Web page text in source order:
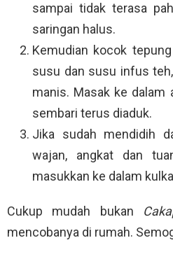
sampai tidak terasa
saringan halus.
Kemudian kocok
susu dan susu infus
manis. Masak ke dalam
sembari terus diaduk.
Jika sudah mendidih
wajan, angkat dan
masukkan ke dalam
Cukup mudah bukan
mencobanya di rumah.